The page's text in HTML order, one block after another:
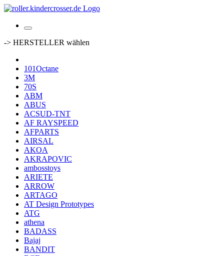
-> HERSTELLER wählen
101Octane
3M
70S
ABM
ABUS
ACSUD-TNT
AF RAYSPEED
AFPARTS
AIRSAL
AKOA
AKRAPOVIC
ambosstoys
ARIETE
ARROW
ARTAGO
AT Design Prototypes
ATG
athena
BADASS
Bajaj
BANDIT